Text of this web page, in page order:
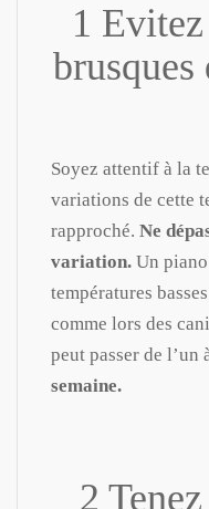
1
brusques
Soyez attentif à la
variations de cette
rapproché. Ne
variation. Un
températures
comme lors des
peut passer de l’un
semaine.
2